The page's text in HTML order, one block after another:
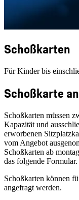
Schoßkarten
Für Kinder bis
Schoßkarte
Schoßkarten müssen
Kapazität und
erworbenen
vom Angebot
Schoßkarten ab
das folgende Formular.
Schoßkarten können
angefragt werden.